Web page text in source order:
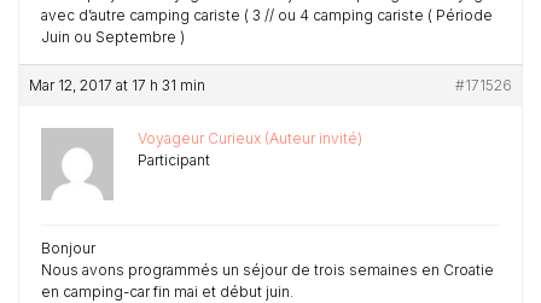
avec d’autre camping cariste ( 3 // ou 4 camping cariste ( Période
Juin ou Septembre )
Mar 12, 2017 at 17 h 31 min #171526
Voyageur Curieux (Auteur invité)
Participant
Bonjour
Nous avons programmés un séjour de trois semaines en Croatie
en camping-car fin mai et début juin.